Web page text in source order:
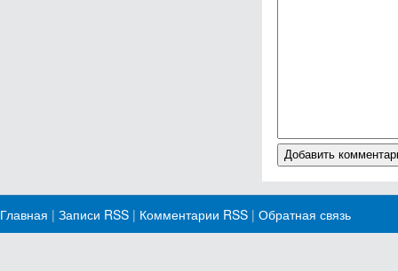
Главная | Записи RSS | Комментарии RSS | Обратная связь